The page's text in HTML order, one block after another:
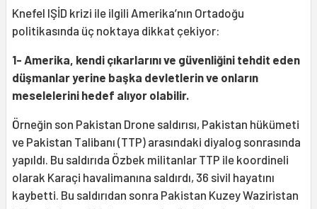
Knefel IŞİD krizi ile ilgili Amerika’nın Ortadoğu
politikasında üç noktaya dikkat çekiyor:
1- Amerika, kendi çıkarlarını ve güvenliğini tehdit eden
düşmanlar yerine başka devletlerin ve onların
meselelerini hedef alıyor olabilir.
Örneğin son Pakistan Drone saldırısı, Pakistan hükümeti
ve Pakistan Talibanı (TTP) arasındaki diyalog sonrasında
yapıldı. Bu saldırıda Özbek militanlar TTP ile koordineli
olarak Karaçi havalimanına saldırdı, 36 sivil hayatını
kaybetti. Bu saldırıdan sonra Pakistan Kuzey Waziristan